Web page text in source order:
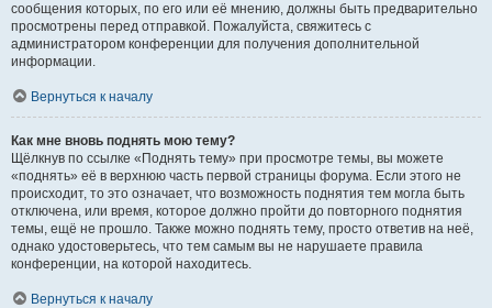
сообщения которых, по его или её мнению, должны быть предварительно
просмотрены перед отправкой. Пожалуйста, свяжитесь с
администратором конференции для получения дополнительной
информации.
Вернуться к началу
Как мне вновь поднять мою тему?
Щёлкнув по ссылке «Поднять тему» при просмотре темы, вы можете
«поднять» её в верхнюю часть первой страницы форума. Если этого не
происходит, то это означает, что возможность поднятия тем могла быть
отключена, или время, которое должно пройти до повторного поднятия
темы, ещё не прошло. Также можно поднять тему, просто ответив на неё,
однако удостоверьтесь, что тем самым вы не нарушаете правила
конференции, на которой находитесь.
Вернуться к началу